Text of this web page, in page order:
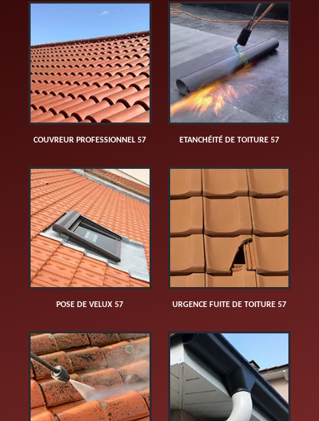
COUVREUR PROFESSIONNEL 57 ETANCHÉITÉ DE TOITURE 57
POSE DE VELUX 57 URGENCE FUITE DE TOITURE 57